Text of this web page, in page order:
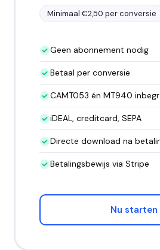
Minimaal €2,50 per conversie
Geen abonnement nodig
Betaal per conversie
CAMT053 én MT940
iDEAL, creditcard, SEPA
Directe download na
Betalingsbewijs via Stripe
Nu starten